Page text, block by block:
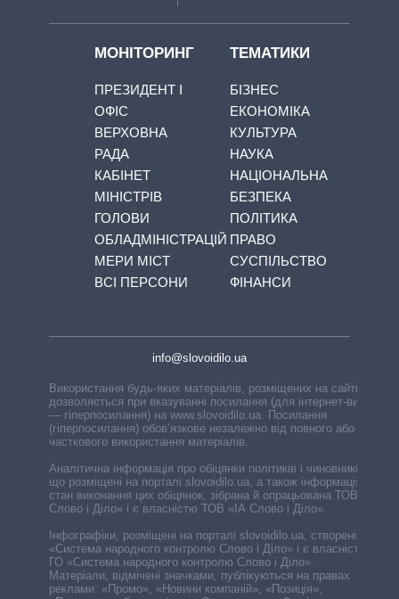
МОНІТОРИНГ
ПРЕЗИДЕНТ І
ОФІС
ВЕРХОВНА
РАДА
КАБІНЕТ
МІНІСТРІВ
ГОЛОВИ
ОБЛАДМІНІСТРАЦІЙ
МЕРИ МІСТ
ВСІ ПЕРСОНИ
ТЕМАТИКИ
БІЗНЕС
ЕКОНОМІКА
КУЛЬТУРА
НАУКА
НАЦІОНАЛЬНА
БЕЗПЕКА
ПОЛІТИКА
ПРАВО
СУСПІЛЬСТВО
ФІНАНСИ
info@slovoidilo.ua
Використання будь-яких матеріалів, розміщених на сайті,
дозволяється при вказуванні посилання (для інтернет-видань
— гіперпосилання) на www.slovoidilo.ua. Посилання
(гіперпосилання) обов’язкове незалежно від повного або
часткового використання матеріалів.
Аналітична інформація про обіцянки політиків і чиновників,
що розміщені на порталі slovoidilo.ua, а також інформація про
стан виконання цих обіцянок, зібрана й опрацьована ТОВ «ІА
Слово і Діло» і є власністю ТОВ «ІА Слово і Діло».
Інфографіки, розміщені на порталі slovoidilo.ua, створені ГО
«Система народного контролю Слово і Діло» і є власністю
ГО «Система народного контролю Слово і Діло».
Матеріали, відмічені значками, публікуються на правах
реклами: «Промо», «Новини компаній», «Позиція»,